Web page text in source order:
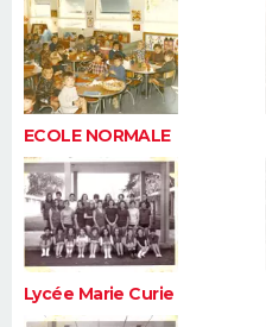
ECOLE NORMALE
Lycée Marie Curie